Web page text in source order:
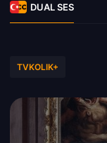
DUAL SES
TVKOLIK+